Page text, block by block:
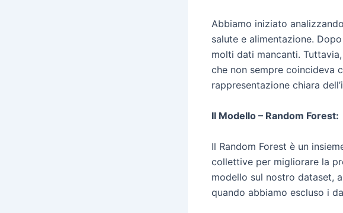
Abbiamo iniziato
salute e alimentazione.
molti dati mancanti.
che non sempre coincideva
rappresentazione chiara
Il Modello – Random Forest:
Il Random Forest è un
collettive per migliorare la
modello sul nostro dataset,
quando abbiamo escluso i